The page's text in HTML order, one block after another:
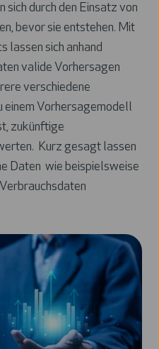
durch den Einsatz von
bevor sie entstehen. Mit
lassen sich anhand
valide Vorhersagen
verschiedene
Vorhersagemodell
zukünftige
Kurz gesagt lassen
Daten wie beispielsweise